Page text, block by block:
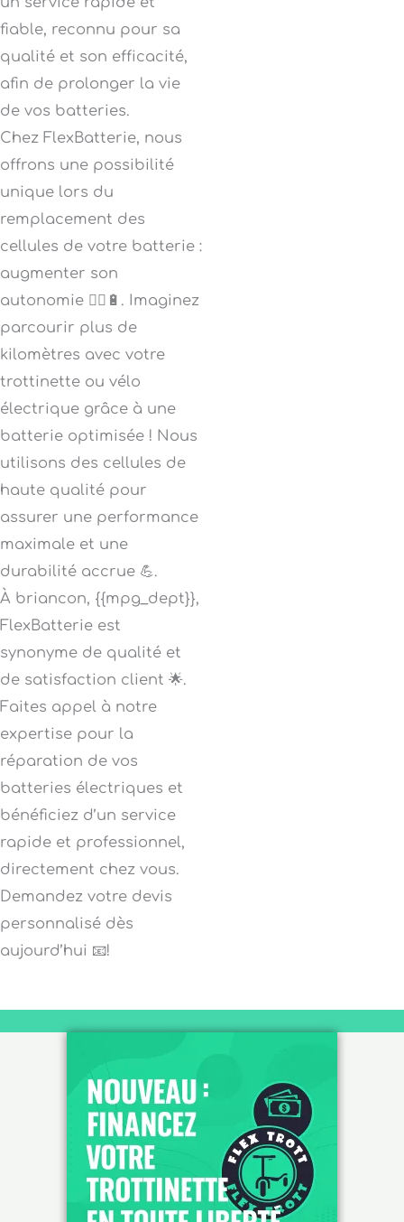
fiable, reconnu pour sa
qualité et son efficacité,
afin de prolonger la vie
de vos batteries.
Chez FlexBatterie, nous
offrons une possibilité
unique lors du
remplacement des
cellules de votre batterie :
augmenter son
autonomie 🚴‍♂️🔋. Imaginez
parcourir plus de
kilomètres avec votre
trottinette ou vélo
électrique grâce à une
batterie optimisée ! Nous
utilisons des cellules de
haute qualité pour
assurer une performance
maximale et une
durabilité accrue 💪.
À briancon, {{mpg_dept}},
FlexBatterie est
synonyme de qualité et
de satisfaction client 🌟.
Faites appel à notre
expertise pour la
réparation de vos
batteries électriques et
bénéficiez d’un service
rapide et professionnel,
directement chez vous.
Demandez votre devis
personnalisé dès
aujourd’hui 📧!